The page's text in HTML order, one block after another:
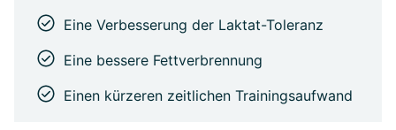
Eine Verbesserung der Laktat-Toleranz
Eine bessere Fettverbrennung
Einen kürzeren zeitlichen Trainingsaufwand